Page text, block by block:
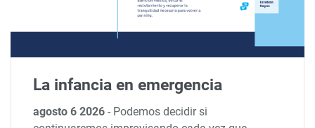
La infancia en emergencia
agosto 6 2026- Podemos decidir si